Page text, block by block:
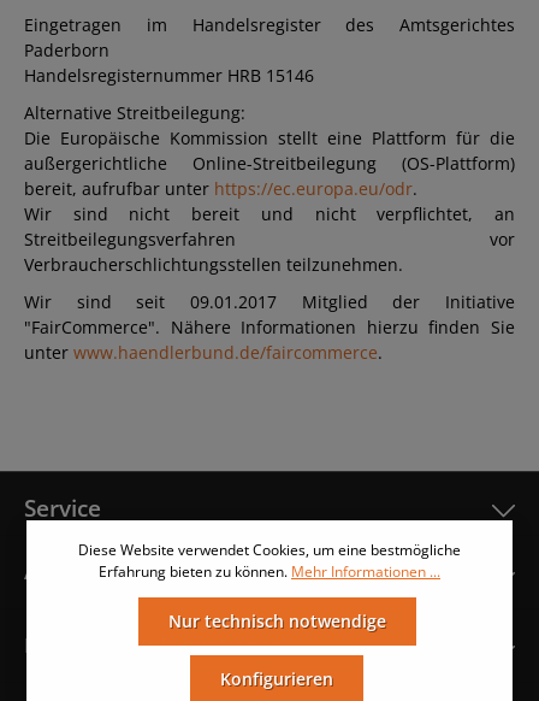
Eingetragen im Handelsregister des Amtsgerichtes
Paderborn
Handelsregisternummer HRB 15146
Alternative Streitbeilegung:
Die Europäische Kommission stellt eine Plattform für die
außergerichtliche Online-Streitbeilegung (OS-Plattform)
bereit, aufrufbar unter https://ec.europa.eu/odr.
Wir sind nicht bereit und nicht verpflichtet, an
Streitbeilegungsverfahren vor
Verbraucherschlichtungsstellen teilzunehmen.
Wir sind seit 09.01.2017 Mitglied der Initiative
"FairCommerce". Nähere Informationen hierzu finden Sie
unter www.haendlerbund.de/faircommerce.
Service
Anleitungen
Hinweise & Informationen
Diese Website verwendet Cookies, um eine bestmögliche
Erfahrung bieten zu können. Mehr Informationen ...
Nur technisch notwendige
Konfigurieren